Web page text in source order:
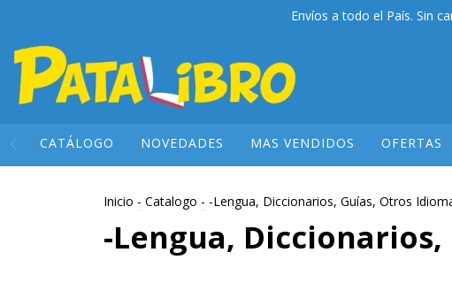
Envíos a todo el País. Sin
CATÁLOGO NOVEDADES MAS VENDIDOS OFERTAS
Inicio - Catalogo - -Lengua, Diccionarios, Guías, Otros
-Lengua,